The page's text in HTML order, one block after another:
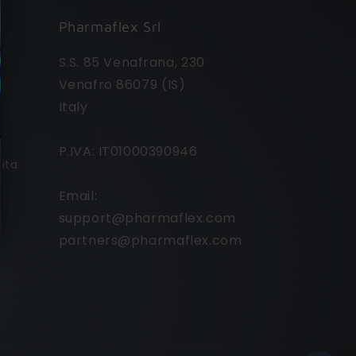
Pharmaflex Srl
S.S. 85 Venafrana, 230
Venafro 86079 (IS)
Italy
P.IVA: IT01000390946
Email:
support@pharmaflex.com
partners@pharmaflex.com